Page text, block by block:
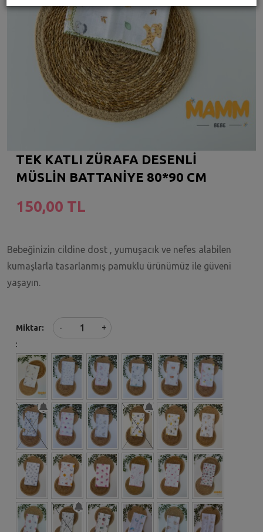
TEK KATLI ZÜRAFA DESENLİ
MÜSLİN BATTANİYE 80*90 CM
150,00 TL
Bebeğinizin cildine dost , yumuşacık ve nefes alabilen
kumaşlarla tasarlanmış pamuklu ürünümüz ile güveni
yaşayın.
Miktar -
+
: